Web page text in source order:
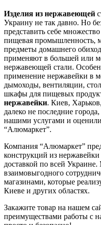
Изделия из нержавеющей
Украину не так давно. Но
представить себе
пищевая промышленность,
предметы домашнего
применяют в большей или
нержавеющей стали.
применение нержавейки в
дымоходы, вентиляции,
шкафы для пищевых
нержавейки. Киев,
далеко не последние
нашими услугами и
“Алюмаркет”.
Компания “Алюмаркет”
конструкций из
доставкой по всей
взаимовыгодного
магазинами, которые
Киеве и других областях.
Закажите товар на нашем
преимуществами работы с